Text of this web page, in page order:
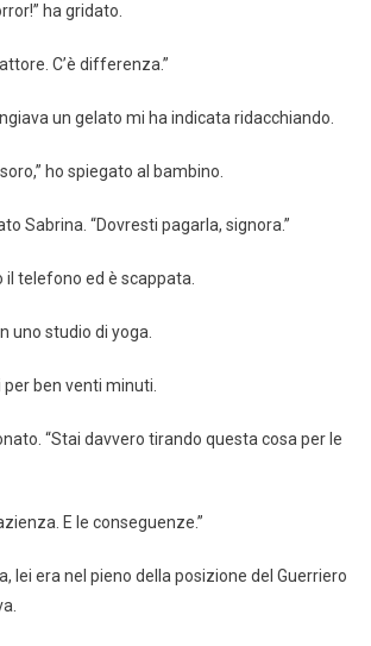
ha gridato.
C’è differenza.”
un gelato mi ha indicata ridacchiando.
ho spiegato al bambino.
Sabrina. “Dovresti pagarla, signora.”
telefono ed è scappata.
uno studio di yoga.
ben venti minuti.
“Stai davvero tirando questa cosa per le
E le conseguenze.”
lei era nel pieno della posizione del Guerriero